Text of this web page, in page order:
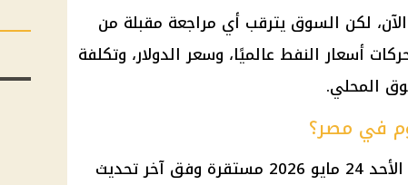
لكن السوق يترقب أي مراجعة مقبلة من
أسعار النفط عالميًا، وسعر الدولار، وتكلفة
المحلي.
في مصر؟
الأحد 24 مايو 2026
مستقرة وفق آخر تحديث